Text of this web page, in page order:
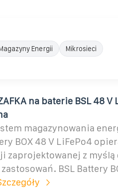
Energii Mikrosieci
na baterie BSL 48
magazynowania
BOX 48 V LiFePo4
zaprojektowanej z myślą
BSL Battery